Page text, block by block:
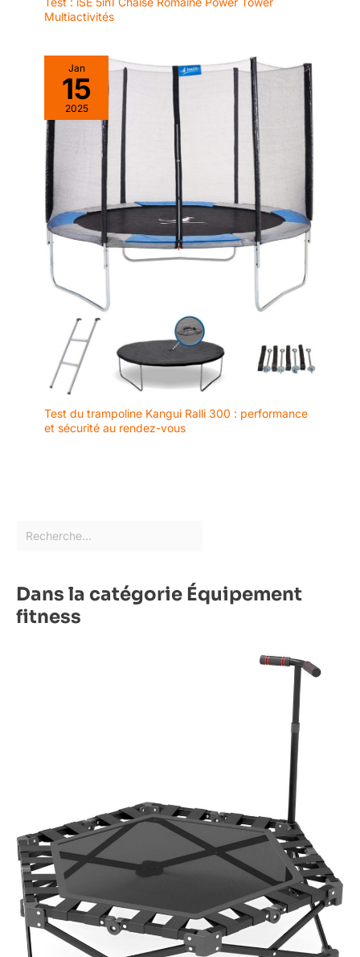
Retours/échanges
gratuits dans les 1 mois,
remplacement gratuit
des pièces dans les 2
ans. L'équipe
professionnelle du
service client offre des
solutions satisfaisantes
dans les 24 heures.
Achetez en toute
confiance et sans souci
Multiactivités
Jan
15
2025
Test du trampoline Kangui Ralli 300 : performance
et sécurité au rendez-vous
Dans la catégorie Équipement
fitness